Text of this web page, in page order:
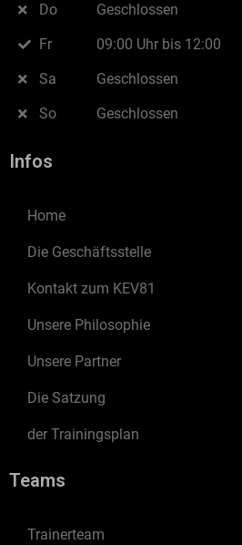
Do
Fr
Sa
So
Geschlossen
09:00 Uhr bis 12:00
Geschlossen
Geschlossen
Infos
Home
Die Geschäftsstelle
Kontakt zum KEV81
Unsere Philosophie
Unsere Partner
Die Satzung
der Trainingsplan
Teams
Trainerteam